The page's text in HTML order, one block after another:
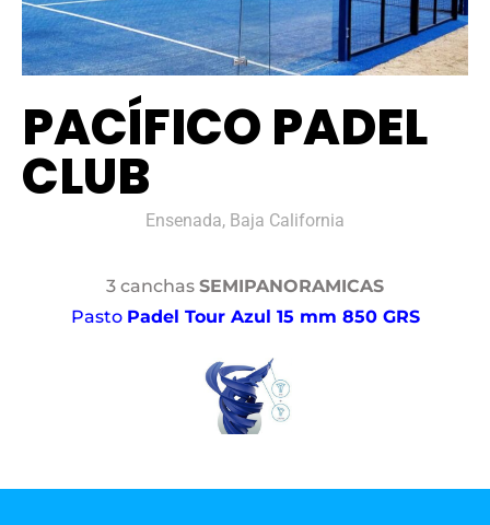
PACÍFICO PADEL
CLUB
Ensenada, Baja California
3 canchas SEMIPANORAMICAS
Pasto Padel Tour Azul 15 mm 850 GRS